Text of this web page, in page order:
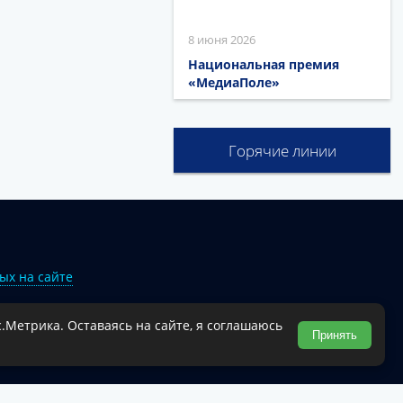
8 июня 2026
Национальная премия
«МедиаПоле»
Горячие линии
на сайте
муниципального округа.
Оставаясь на сайте, я соглашаюсь
Принять